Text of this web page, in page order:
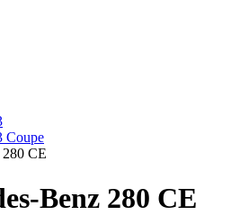
Coupe
280 CE
Benz 280 CE